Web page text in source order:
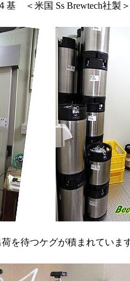
基 ＜米国 Ss Brewtech社製＞
を待つケグが積まれていま